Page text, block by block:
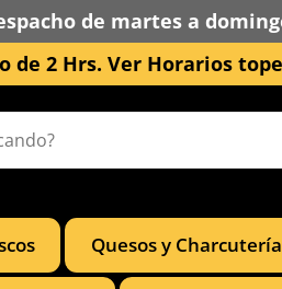
de martes a
de 2 Hrs. Ver Horarios
Quesos y Charcutería